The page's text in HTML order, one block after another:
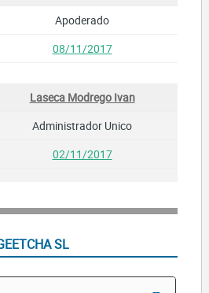
Apoderado
08/11/2017
Laseca Modrego Ivan
Administrador Unico
02/11/2017
SL